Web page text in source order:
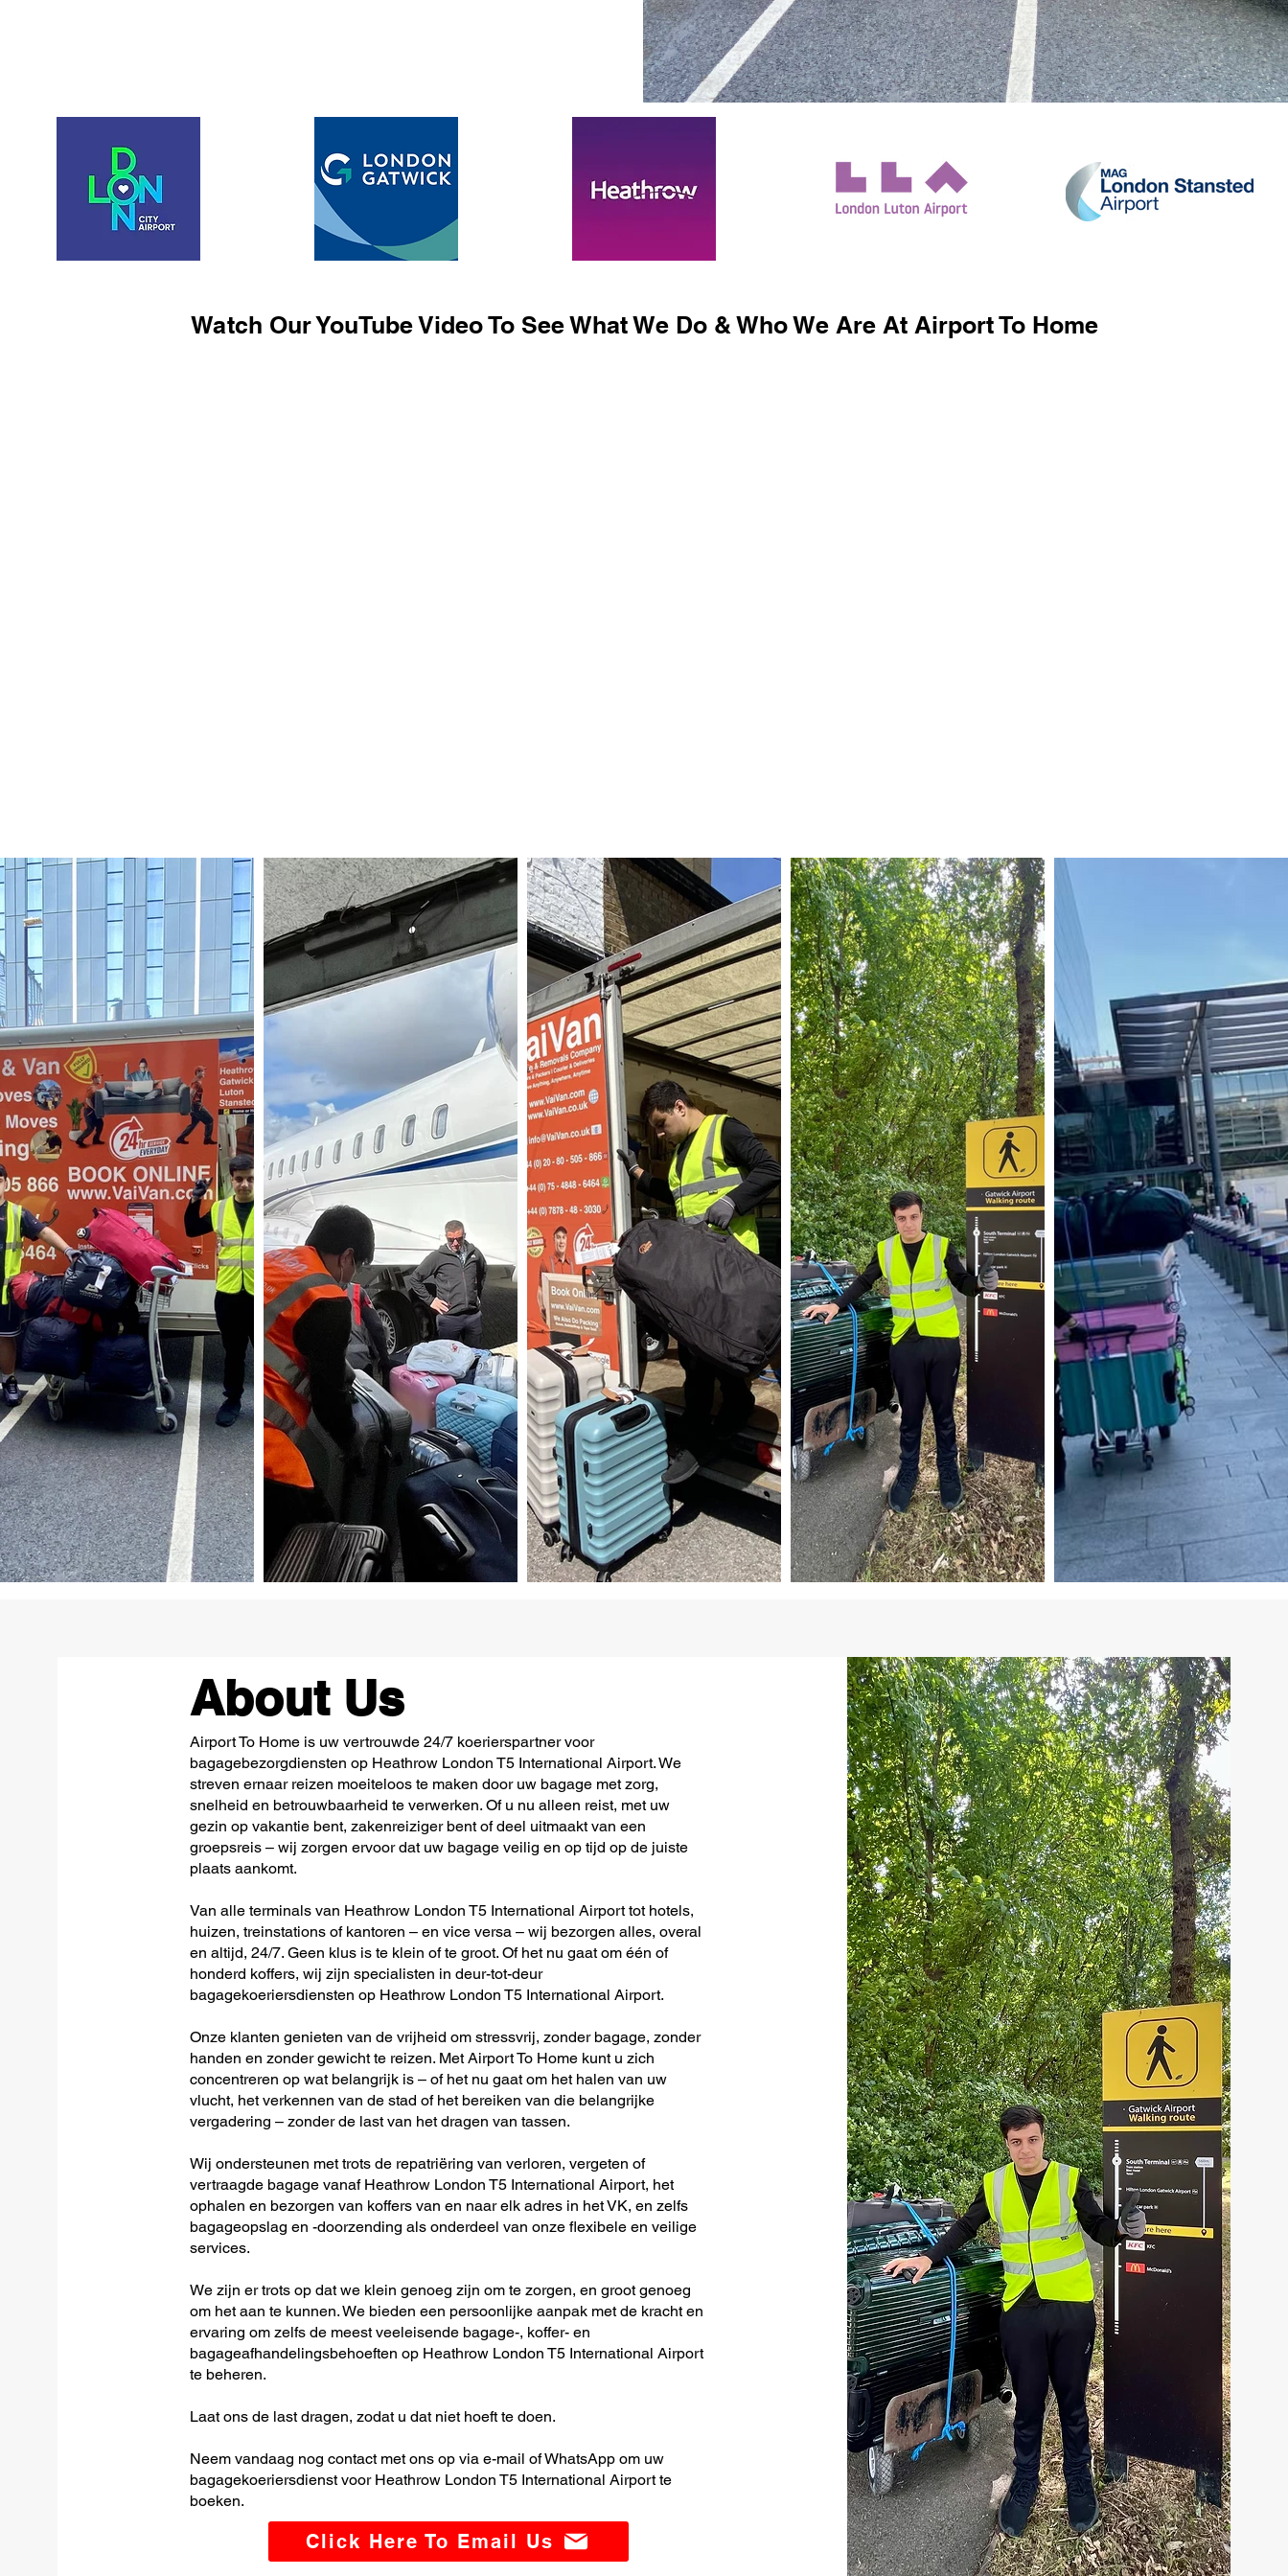
Watch Our YouTube Video To See What We Do & Who We Are At Airport To Home
About Us
Airport To Home is uw vertrouwde 24/7 koerierspartner voor
bagagebezorgdiensten op Heathrow London T5 International Airport. We
streven ernaar reizen moeiteloos te maken door uw bagage met zorg,
snelheid en betrouwbaarheid te verwerken. Of u nu alleen reist, met uw
gezin op vakantie bent, zakenreiziger bent of deel uitmaakt van een
groepsreis – wij zorgen ervoor dat uw bagage veilig en op tijd op de juiste
plaats aankomt.
Van alle terminals van Heathrow London T5 International Airport tot hotels,
huizen, treinstations of kantoren – en vice versa – wij bezorgen alles, overal
en altijd, 24/7. Geen klus is te klein of te groot. Of het nu gaat om één of
honderd koffers, wij zijn specialisten in deur-tot-deur
bagagekoeriersdiensten op Heathrow London T5 International Airport.
Onze klanten genieten van de vrijheid om stressvrij, zonder bagage, zonder
handen en zonder gewicht te reizen. Met Airport To Home kunt u zich
concentreren op wat belangrijk is – of het nu gaat om het halen van uw
vlucht, het verkennen van de stad of het bereiken van die belangrijke
vergadering – zonder de last van het dragen van tassen.
Wij ondersteunen met trots de repatriëring van verloren, vergeten of
vertraagde bagage vanaf Heathrow London T5 International Airport, het
ophalen en bezorgen van koffers van en naar elk adres in het VK, en zelfs
bagageopslag en -doorzending als onderdeel van onze flexibele en veilige
services.
We zijn er trots op dat we klein genoeg zijn om te zorgen, en groot genoeg
om het aan te kunnen. We bieden een persoonlijke aanpak met de kracht en
ervaring om zelfs de meest veeleisende bagage-, koffer- en
bagageafhandelingsbehoeften op Heathrow London T5 International Airport
te beheren.
Laat ons de last dragen, zodat u dat niet hoeft te doen.
Neem vandaag nog contact met ons op via e-mail of WhatsApp om uw
bagagekoeriersdienst voor Heathrow London T5 International Airport te
boeken.
Click Here To Email Us